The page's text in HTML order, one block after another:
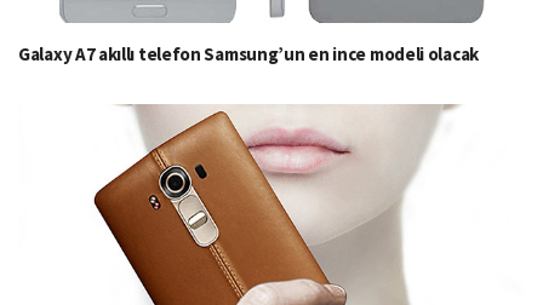
Galaxy A7 akıllı telefon Samsung’un en ince modeli olacak